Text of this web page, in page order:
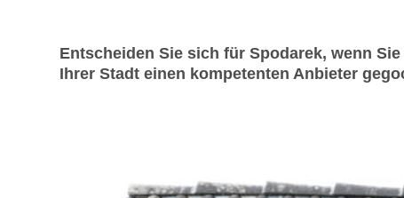
Entscheiden Sie sich für Spodarek, wenn
Ihrer Stadt einen kompetenten Anbieter